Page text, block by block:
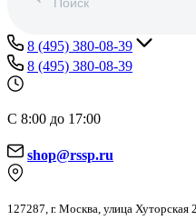
8 (495) 380-08-39
8 (495) 380-08-39
С 8:00 до 17:00
shop@rssp.ru
127287, г. Москва, улица